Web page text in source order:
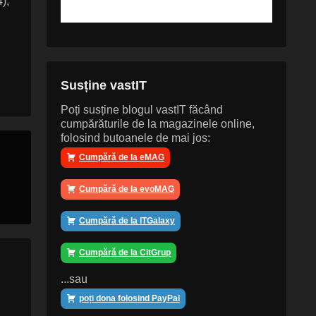
Susține vastIT
Poți susține blogul vastIT făcând
cumpărăturile de la magazinele online,
folosind butoanele de mai jos:
Cumpără de la eMAG
Cumpără de la evoMAG
Cumpără de la ITGalaxy
Cumpără de la CitGrup
...sau
poți dona folosind PayPal